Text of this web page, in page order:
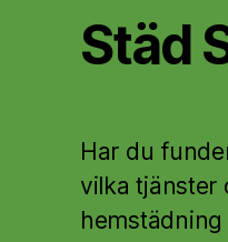
Städ
Har du
vilka tjänster